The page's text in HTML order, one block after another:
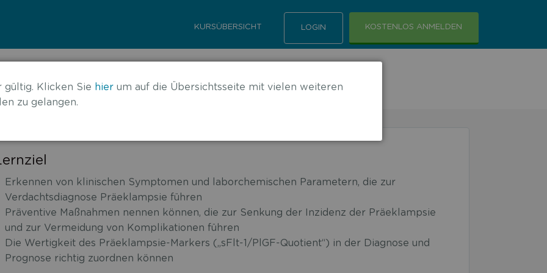
KURSÜBERSICHT LOGIN KOSTENLOS ANMELDEN
der Präeklampsie
Erkennen von klinischen Symptomen und laborchemischen Parametern, die zur
Verdachtsdiagnose Präeklampsie führen
Präventive Maßnahmen nennen können, die zur Senkung der Inzidenz der Präeklampsie
und zur Vermeidung von Komplikationen führen
Die Wertigkeit des Präeklampsie-Markers („sFlt-1/PlGF-Quotient“) in der Diagnose und
Prognose richtig zuordnen können
gültig. Klicken Sie hierum auf die Übersichtsseite mit vielen weiteren
zu gelangen.